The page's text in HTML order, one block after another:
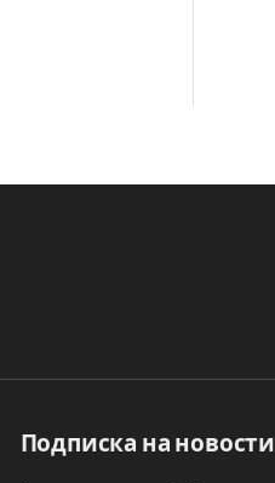
Подписка на новости